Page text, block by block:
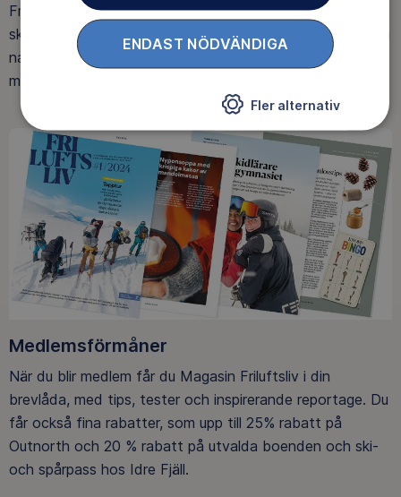
Friluftsfrämjandet arbetar för att så många som möjligt
ska upptäcka den rörelseglädje och de hälsoeffekter som
naturen ger. Som medlem bidrar du också till vårt arbete
med att skydda allemansrätten.
Medlemsförmåner
När du blir medlem får du Magasin Friluftsliv i din
brevlåda, med tips, tester och inspirerande reportage. Du
får också fina rabatter, som upp till 25% rabatt på
Outnorth och 20 % rabatt på utvalda boenden och ski-
och spårpass hos Idre Fjäll.
ENDAST NÖDVÄNDIGA
Fler alternativ